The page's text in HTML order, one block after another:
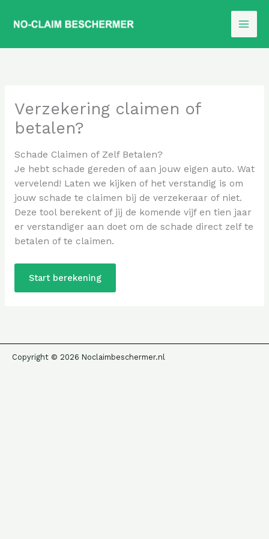
naar
inhoud
Verzekering claimen of
betalen?
Schade Claimen of Zelf Betalen?
Je hebt schade gereden of aan jouw eigen auto. Wat
vervelend! Laten we kijken of het verstandig is om
jouw schade te claimen bij de verzekeraar of niet.
Deze tool berekent of jij de komende vijf en tien jaar
er verstandiger aan doet om de schade direct zelf te
betalen of te claimen.
Start berekening
Copyright © 2026 Noclaimbeschermer.nl